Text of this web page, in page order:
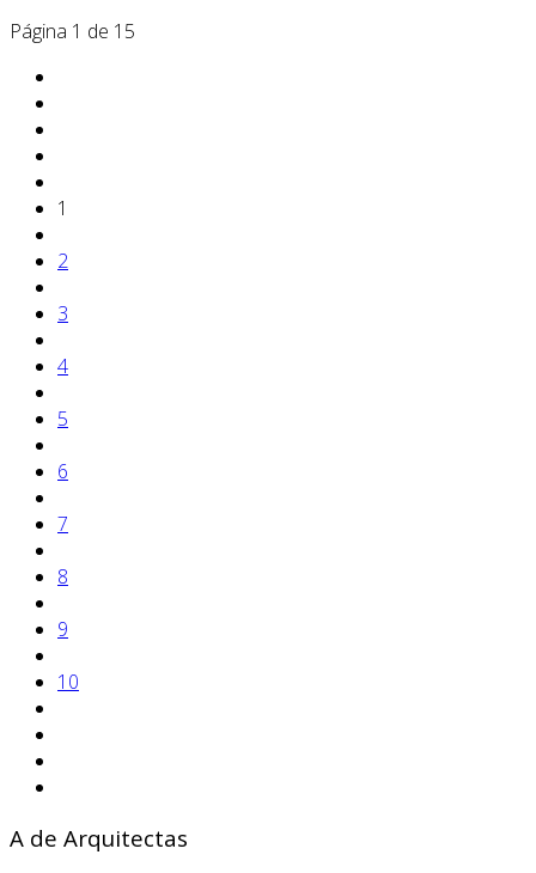
Página 1 de 15
1
2
3
4
5
6
7
8
9
10
A de Arquitectas